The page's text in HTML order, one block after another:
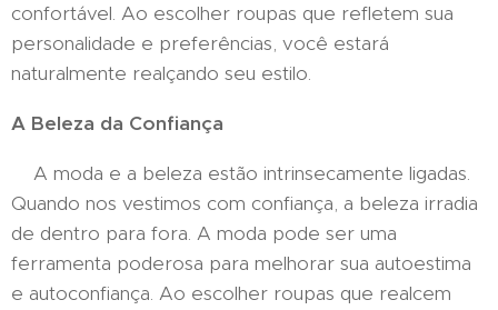
confortável. Ao escolher roupas que refletem sua
personalidade e preferências, você estará
naturalmente realçando seu estilo.
A Beleza da Confiança
A moda e a beleza estão intrinsecamente ligadas.
Quando nos vestimos com confiança, a beleza irradia
de dentro para fora. A moda pode ser uma
ferramenta poderosa para melhorar sua autoestima
e autoconfiança. Ao escolher roupas que realcem